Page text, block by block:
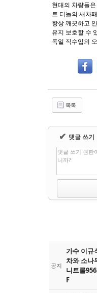
현대의 차량들
트 디놀의 새차
항상 깨끗하고
유지 보호할 수
독일 직수입의
목록
✔ 댓글 쓰기
댓글 쓰기 권한
니까?
공지
가수 이규
차와 소나
니트롤
F